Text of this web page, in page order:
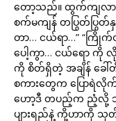
တော့သည်။ ထွက်ကျလ
စက်မကျန် တပြွတ်ပြွတ်
တာ… ငယ်ရာ…” “ကြို
ပေါ့ကွာ… ငယ်ရော ကို
ကို စိတ်ရှိတဲ့ အချိန် ခေါ်တို
စကားတွေက ပြောရဲလို
ဟော့ဒီ တပည့်က ညံ့လို့ ဘ
ပျားရည်နဲ့ ကို့ဟာကို သုတ်